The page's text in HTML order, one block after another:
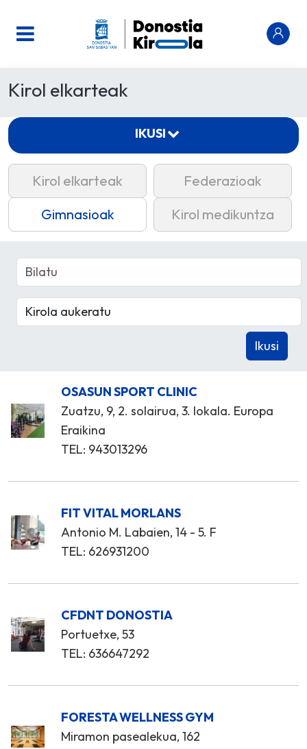
Kirol elkarteak
Kirol elkarteak
Federazioak
Gimnasioak
Kirol medikuntza
OSASUN SPORT CLINIC
Zuatzu, 9, 2. solairua, 3. lokala. Europa
Eraikina
TEL: 943013296
FIT VITAL MORLANS
Antonio M. Labaien, 14 - 5. F
TEL: 626931200
CFDNT DONOSTIA
Portuetxe, 53
TEL: 636647292
FORESTA WELLNESS GYM
Miramon pasealekua, 162
IKUSI